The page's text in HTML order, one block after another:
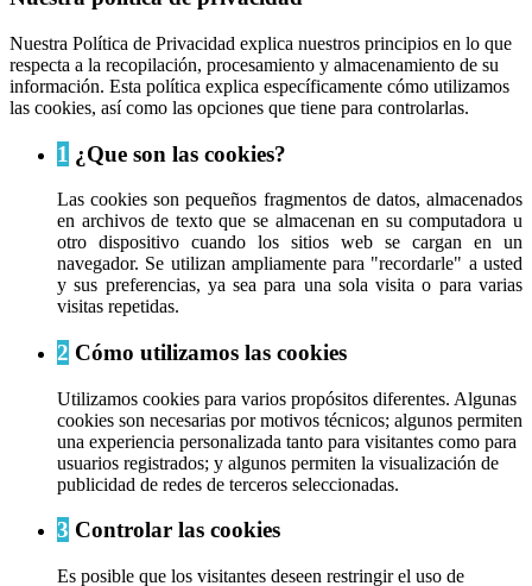
Nuestra Política de Privacidad explica nuestros principios en lo que
respecta a la recopilación, procesamiento y almacenamiento de su
información. Esta política explica específicamente cómo utilizamos
las cookies, así como las opciones que tiene para controlarlas.
1 ¿Que son las cookies?
Las cookies son pequeños fragmentos de datos, almacenados
en archivos de texto que se almacenan en su computadora u
otro dispositivo cuando los sitios web se cargan en un
navegador. Se utilizan ampliamente para "recordarle" a usted
y sus preferencias, ya sea para una sola visita o para varias
visitas repetidas.
2 Cómo utilizamos las cookies
Utilizamos cookies para varios propósitos diferentes. Algunas
cookies son necesarias por motivos técnicos; algunos permiten
una experiencia personalizada tanto para visitantes como para
usuarios registrados; y algunos permiten la visualización de
publicidad de redes de terceros seleccionadas.
3 Controlar las cookies
Es posible que los visitantes deseen restringir el uso de